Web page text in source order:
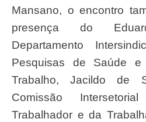
Mansano, o encontro
presença do
Departamento
Pesquisas de Saúde
Trabalho, Jacildo de
Comissão
Trabalhador e da